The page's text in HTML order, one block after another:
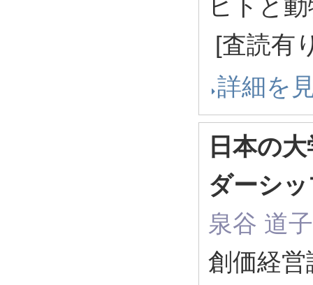
ヒトと
[査読有
詳細を
日本の
ダーシ
泉谷 道
創価経